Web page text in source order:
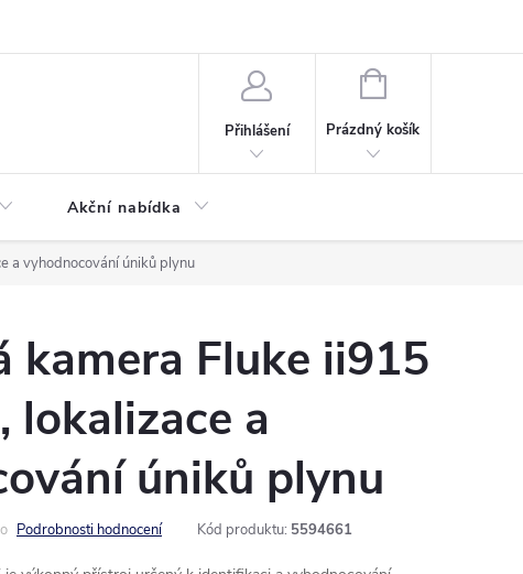
Přihlášení
NÁKUPNÍ
Prázdný košík
Akční nabídka
a vyhodnocování úniků plynu
kamera Fluke ii915
lokalizace a
úniků plynu
Podrobnosti hodnocení Kód produktu: 5594661